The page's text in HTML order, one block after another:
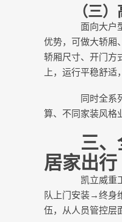
（三）高
面向大户型
优势，可做大轿厢
轿厢尺寸、开门方
上，运行平稳舒
同时全系列
算、不同家装风格
三、全
居家出行
凯立威重工
队上门安装→终身
伍，从人员管控层